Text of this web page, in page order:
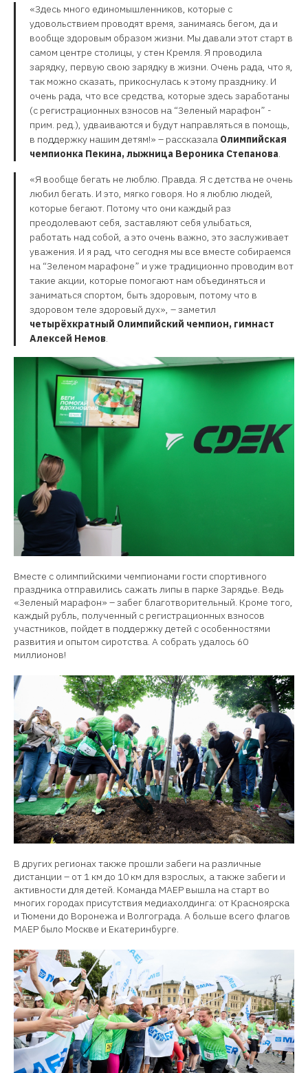
«Здесь много единомышленников, которые с
удовольствием проводят время, занимаясь бегом, да и
вообще здоровым образом жизни. Мы давали этот старт в
самом центре столицы, у стен Кремля. Я проводила
зарядку, первую свою зарядку в жизни. Очень рада, что я,
так можно сказать, прикоснулась к этому празднику. И
очень рада, что все средства, которые здесь заработаны
(с регистрационных взносов на “Зеленый марафон” -
прим. ред.), удваиваются и будут направляться в помощь,
в поддержку нашим детям!» – рассказала Олимпийская
чемпионка Пекина, лыжница Вероника Степанова.
«Я вообще бегать не люблю. Правда. Я с детства не очень
любил бегать. И это, мягко говоря. Но я люблю людей,
которые бегают. Потому что они каждый раз
преодолевают себя, заставляют себя улыбаться,
работать над собой, а это очень важно, это заслуживает
уважения. И я рад, что сегодня мы все вместе собираемся
на “Зеленом марафоне” и уже традиционно проводим вот
такие акции, которые помогают нам объединяться и
заниматься спортом, быть здоровым, потому что в
здоровом теле здоровый дух», – заметил
четырёхкратный Олимпийский чемпион, гимнаст
Алексей Немов.
Вместе с олимпийскими чемпионами гости спортивного
праздника отправились сажать липы в парке Зарядье. Ведь
«Зеленый марафон» – забег благотворительный. Кроме того,
каждый рубль, полученный с регистрационных взносов
участников, пойдет в поддержку детей с особенностями
развития и опытом сиротства. А собрать удалось 60
миллионов!
В других регионах также прошли забеги на различные
дистанции – от 1 км до 10 км для взрослых, а также забеги и
активности для детей. Команда МАЕР вышла на старт во
многих городах присутствия медиахолдинга: от Красноярска
и Тюмени до Воронежа и Волгограда. А больше всего флагов
МАЕР было Москве и Екатеринбурге.